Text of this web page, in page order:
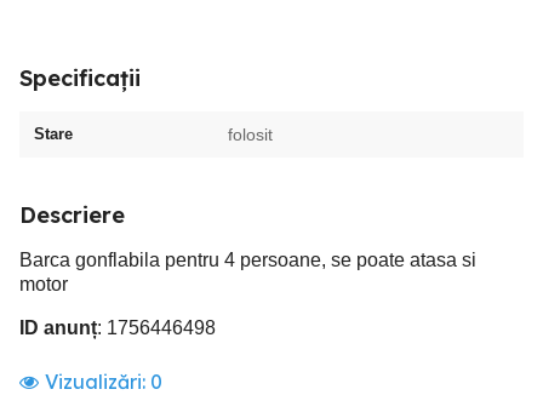
Specificații
Stare folosit
Descriere
Barca gonflabila pentru 4 persoane, se poate atasa si
motor
ID anunț: 1756446498
Vizualizări: 0